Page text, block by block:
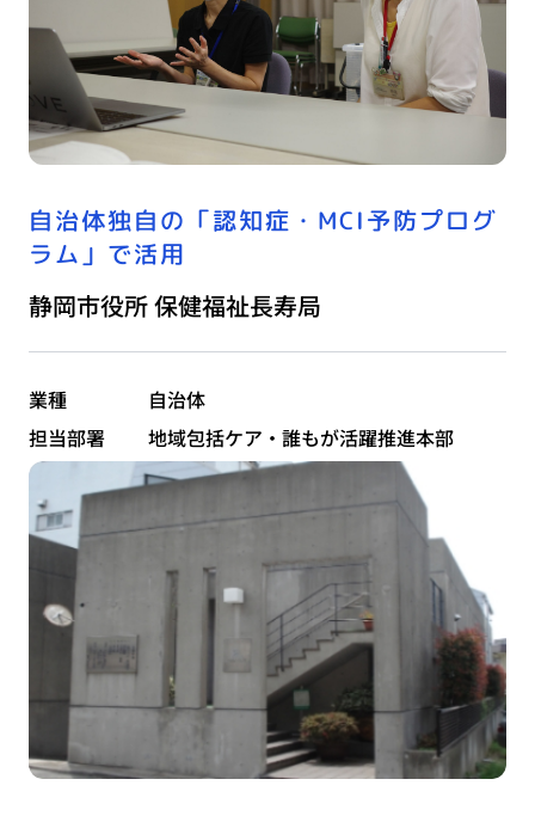
自治体独自の「認知症・MCI予防プログ
ラム」で活用
静岡市役所 保健福祉長寿局
業種
自治体
担当部署
地域包括ケア・誰もが活躍推進本部